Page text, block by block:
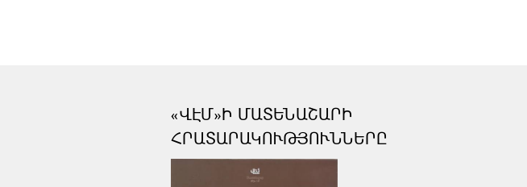
«ՎԷՄ»Ի ՄԱՏԵՆԱՇԱՐԻ
ՀՐԱՏԱՐԱԿՈՒԹՅՈՒՆՆԵՐԸ